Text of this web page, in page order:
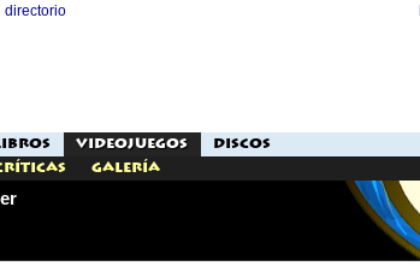
directorio
VIDEOJUEGOS
DISCOS
Galería